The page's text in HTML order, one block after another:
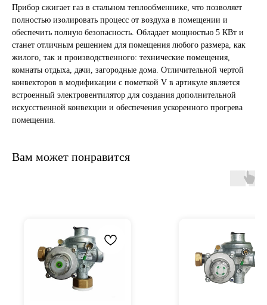
Прибор сжигает газ в стальном теплообменнике, что позволяет
полностью изолировать процесс от воздуха в помещении и
обеспечить полную безопасность. Обладает мощностью 5 КВт и
станет отличным решением для помещения любого размера, как
жилого, так и производственного: технические помещения,
комнаты отдыха, дачи, загородные дома. Отличительной чертой
конвекторов в модификации с пометкой V в артикуле является
встроенный электровентилятор для создания дополнительной
искусственной конвекции и обеспечения ускоренного прогрева
помещения.
Вам может понравится